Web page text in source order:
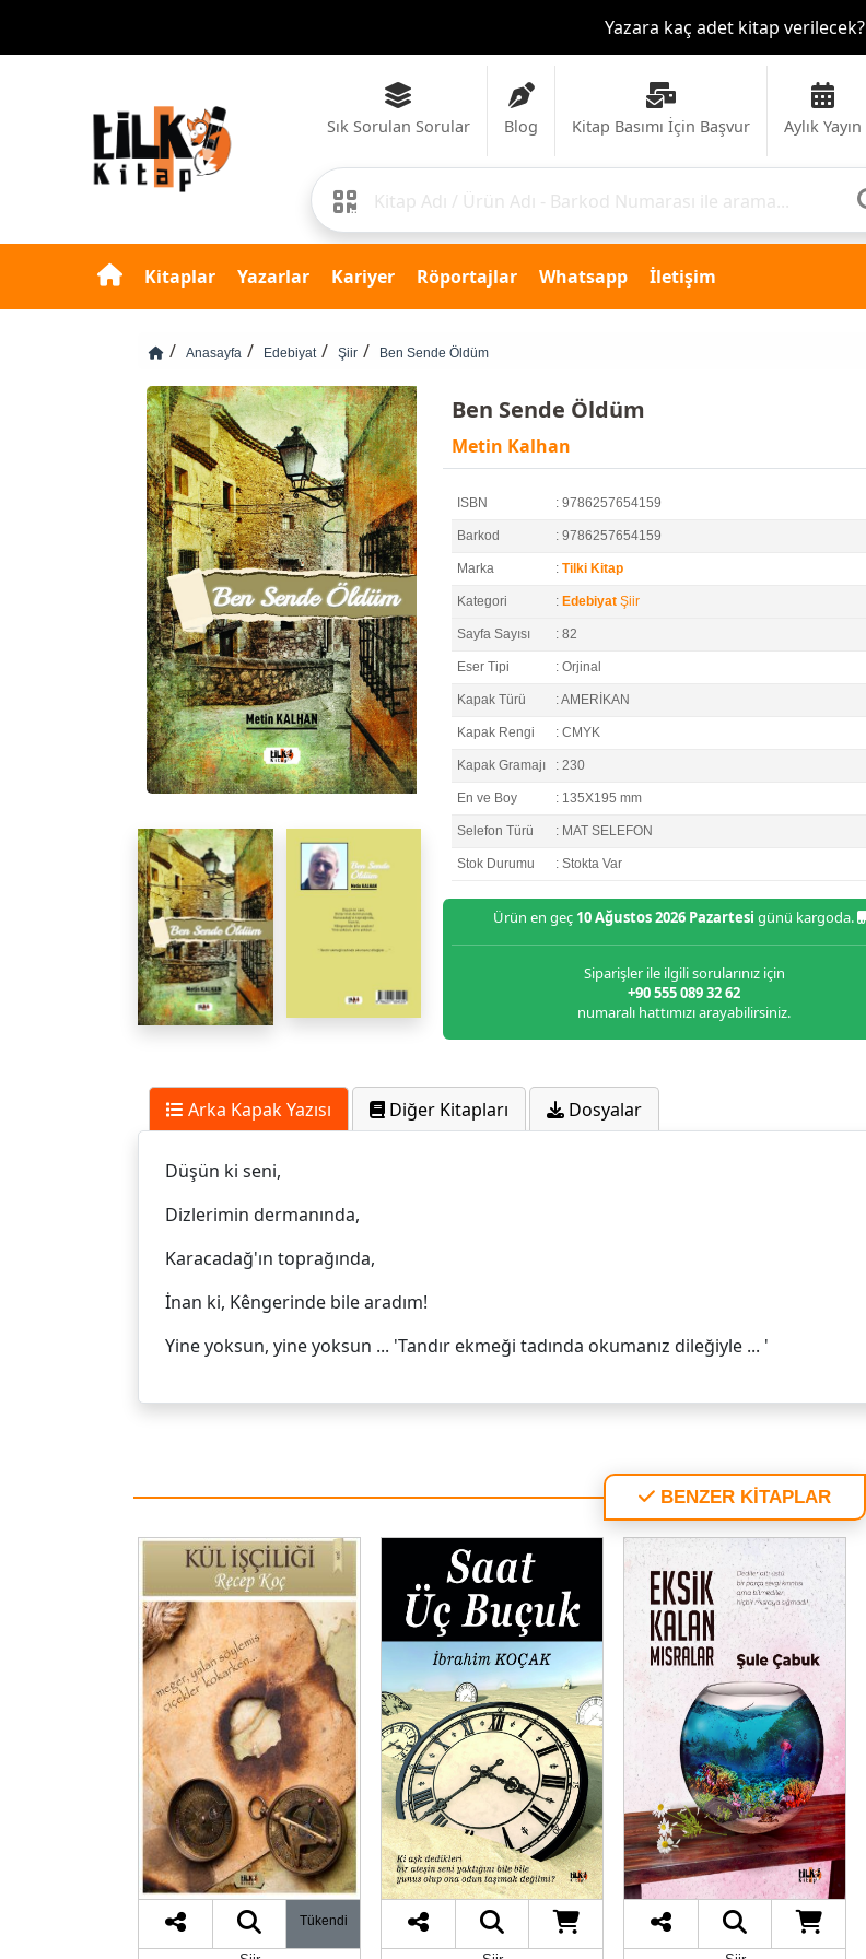
Yazara kaç adet kitap verilecek?
Sık Sorulan Sorular Blog Kitap Basımı İçin Başvur Aylık Yayın
Kitaplar Yazarlar Kariyer Röportajlar Whatsapp İletişim
Anasayfa Edebiyat Şiir Ben Sende Öldüm
Ben Sende Öldüm
Metin Kalhan
ISBN : 9786257654159
Barkod : 9786257654159
Marka : Tilki Kitap
Kategori : Edebiyat Şiir
Sayfa Sayısı : 82
Eser Tipi : Orjinal
Kapak Türü : AMERİKAN
Kapak Rengi : CMYK
Kapak Gramajı : 230
En ve Boy : 135X195 mm
Selefon Türü : MAT SELEFON
Stok Durumu : Stokta Var
Ürün en geç 10 Ağustos 2026 Pazartesi günü kargoda.
Siparişler ile ilgili sorularınız için
+90 555 089 32 62
numaralı hattımızı arayabilirsiniz.
Arka Kapak Yazısı Diğer Kitapları Dosyalar
Düşün ki seni,
Dizlerimin dermanında,
Karacadağ'ın toprağında,
İnan ki, Kêngerinde bile aradım!
Yine yoksun, yine yoksun ... 'Tandır ekmeği tadında okumanız dileğiyle ... '
BENZER KİTAPLAR
Tükendi